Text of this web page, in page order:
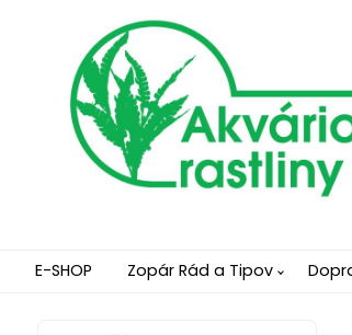
E-SHOP Zopár Rád a Tipov